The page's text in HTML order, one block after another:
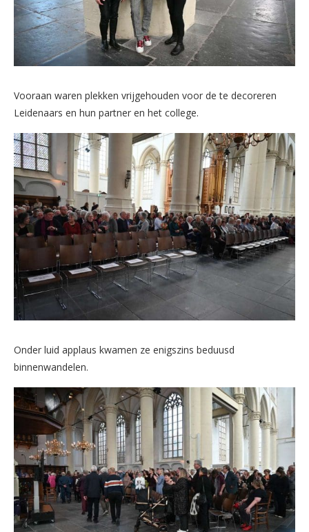
Vooraan waren plekken vrijgehouden voor de te decoreren
Leidenaars en hun partner en het college.
Onder luid applaus kwamen ze enigszins beduusd
binnenwandelen.